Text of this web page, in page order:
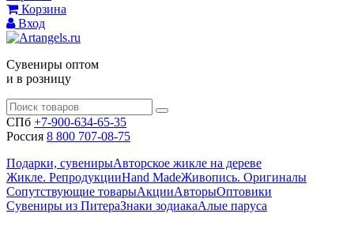
Корзина
Вход
Сувениры оптом
и в розницу
СПб +7-900-634-65-35
Россия 8 800 707-08-75
Подарки, сувенирыАвторское жикле на дереве
Жикле. РепродукцииHand MadeЖивопись. Оригиналы
Сопутствующие товарыАкцииАвторыОптовики
Сувениры из ПитераЗнаки зодиакаАлые паруса